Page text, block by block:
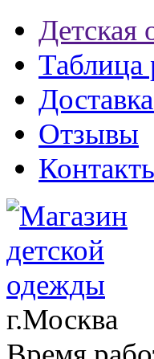
Детская
Таблица
Отзывы
г.Москва